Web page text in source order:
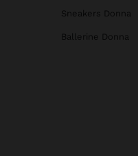
Sneakers Donna
Ballerine Donna